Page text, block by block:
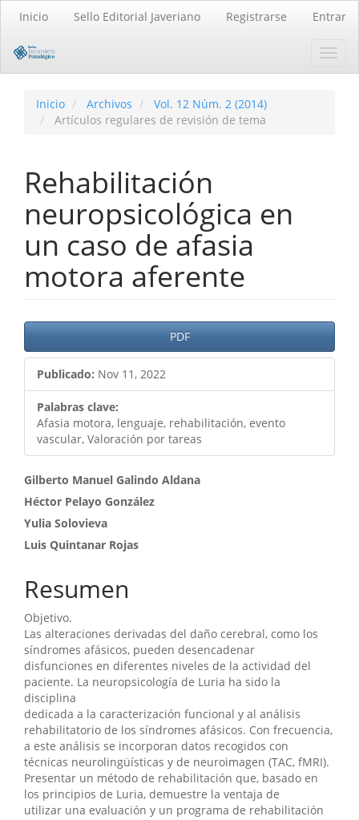
principal
principal
Barra
Inicio Sello Editorial Javeriano Registrarse Entrar
Inicio Archivos
Vol. 12 Núm. 2 (2014)
Artículos regulares de revisión de tema
Rehabilitación
neuropsicológica en
un caso de afasia
motora aferente
Barra
lateral
del
artículo
PDF
Publicado: Nov 11, 2022
Palabras clave:
Afasia motora, lenguaje, rehabilitación, evento
vascular, Valoración por tareas
Contenido
principal
del
Gilberto Manuel Galindo Aldana
Héctor Pelayo González
Yulia Solovieva
Luis Quintanar Rojas
Resumen
Objetivo.
Las alteraciones derivadas del daño cerebral, como los
síndromes afásicos, pueden desencadenar
disfunciones en diferentes niveles de la actividad del
paciente. La neuropsicología de Luria ha sido la
disciplina
dedicada a la caracterización funcional y al análisis
rehabilitatorio de los síndromes afásicos. Con frecuencia,
a este análisis se incorporan datos recogidos con
técnicas neurolingüísticas y de neuroimagen (TAC, fMRI).
Presentar un método de rehabilitación que, basado en
los principios de Luria, demuestre la ventaja de
utilizar una evaluación y un programa de rehabilitación